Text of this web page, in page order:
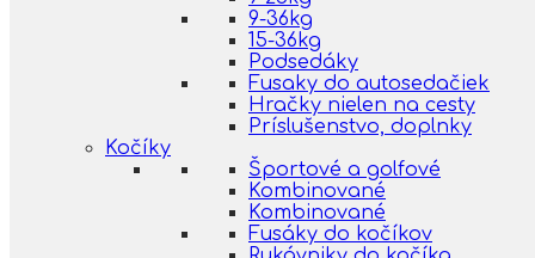
9-36kg
15-36kg
Podsedáky
Fusaky do autosedačiek
Hračky nielen na cesty
Príslušenstvo, doplnky
Kočíky
Športové a golfové
Kombinované
Kombinované
Fusáky do kočíkov